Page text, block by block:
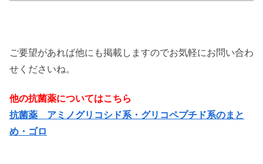
ご要望があれば他にも掲載しますのでお気軽にお問い合わ
せくださいね。
他の抗菌薬についてはこちら
抗菌薬 アミノグリコシド系・グリコペプチド系のまと
め・ゴロ